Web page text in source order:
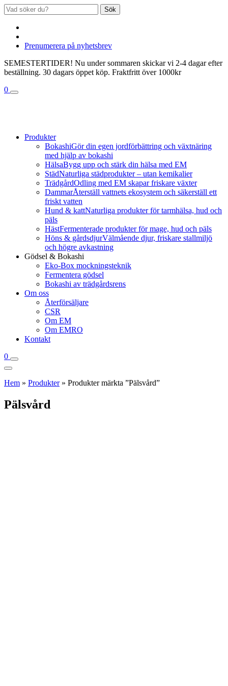
Sök
Prenumerera på nyhetsbrev
SEMESTERTIDER! Nu under sommaren skickar vi 2-4 dagar efter
beställning. 30 dagars öppet köp. Fraktfritt över 1000kr
0
Produkter
BokashiGör din egen jordförbättring och växtnäring
med hjälp av bokashi
HälsaBygg upp och stärk din hälsa med EM
StädNaturliga städprodukter – utan kemikalier
TrädgårdOdling med EM skapar friskare växter
DammarÅterställ vattnets ekosystem och säkerställ ett
friskt vatten
Hund & kattNaturliga produkter för tarmhälsa, hud och
päls
HästFermenterade produkter för mage, hud och päls
Höns & gårdsdjurVälmående djur, friskare stallmiljö
och högre avkastning
Gödsel & Bokashi
Eko-Box mockningsteknik
Fermentera gödsel
Bokashi av trädgårdsrens
Om oss
Återförsäljare
CSR
Om EM
Om EMRO
Kontakt
0
Hem » Produkter» Produkter märkta ”Pälsvård”
Pälsvård